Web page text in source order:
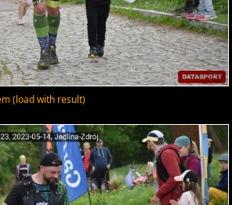
(load with result)